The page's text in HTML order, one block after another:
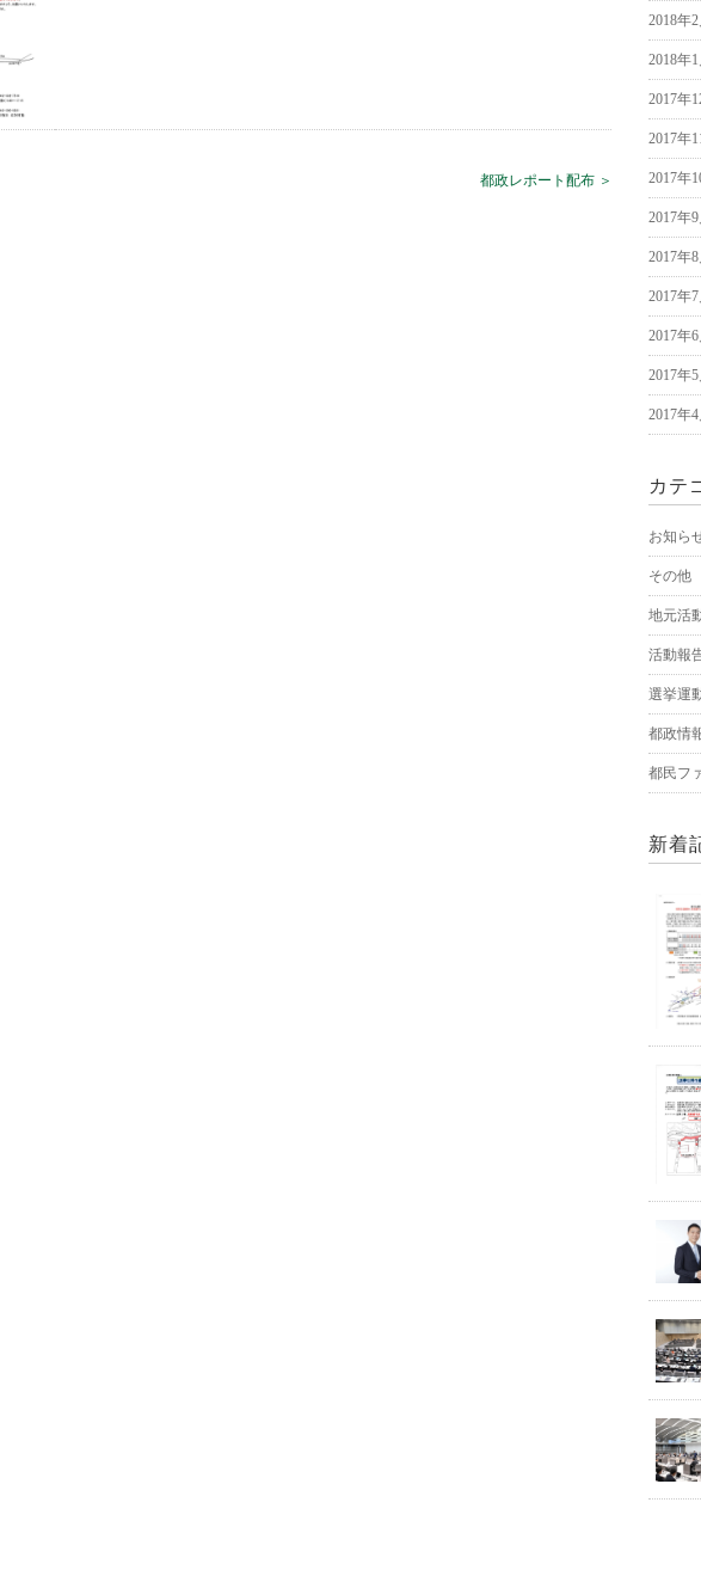
都政レポート配布 ＞
2018年2
2018年1
2017年
2017年
2017年
2017年9
2017年8
2017年7
2017年6
2017年5
2017年4
カテ
お知ら
その他
地元活
活動報
選挙運
都政情
都民フ
新着